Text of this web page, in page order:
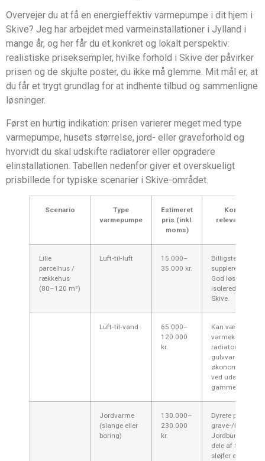
Overvejer du at få en energieffektiv varmepumpe i dit hjem i
Skive? Jeg har arbejdet med varmeinstallationer i Jylland i
mange år, og her får du et konkret og lokalt perspektiv:
realistiske priseksempler, hvilke forhold i Skive der påvirker
prisen og de skjulte poster, du ikke må glemme. Mit mål er, at
du får et trygt grundlag for at indhente tilbud og sammenligne
løsninger.
Først en hurtig indikation: prisen varierer meget med type
varmepumpe, husets størrelse, jord- eller graveforhold og
hvorvidt du skal udskifte radiatorer eller opgradere
elinstallationen. Tabellen nedenfor giver et overskueligt
prisbillede for typiske scenarier i Skive-området.
Scenario
Type
varmepumpe
Estimeret
pris (inkl.
moms)
Kommentar
relevans for
Lille
parcelhus /
rækkehus
(80–120 m²)
Luft‑til‑luft
15.000–
35.000 kr.
Billigste valg til
supplerende
God løsning i
isolerede boliger
Skive.
Luft‑til‑vand
65.000–
120.000
kr.
Kan være primær
varmekilde ved
radiatorer eller
gulvvarme; ofte
økonomi i
ved udskiftning
gammelt oliefyr.
Jordvarme
(slange eller
boring)
130.000–
230.000
kr.
Dyrere pga.
grave‑/
dele af Skive
sløjfer eller